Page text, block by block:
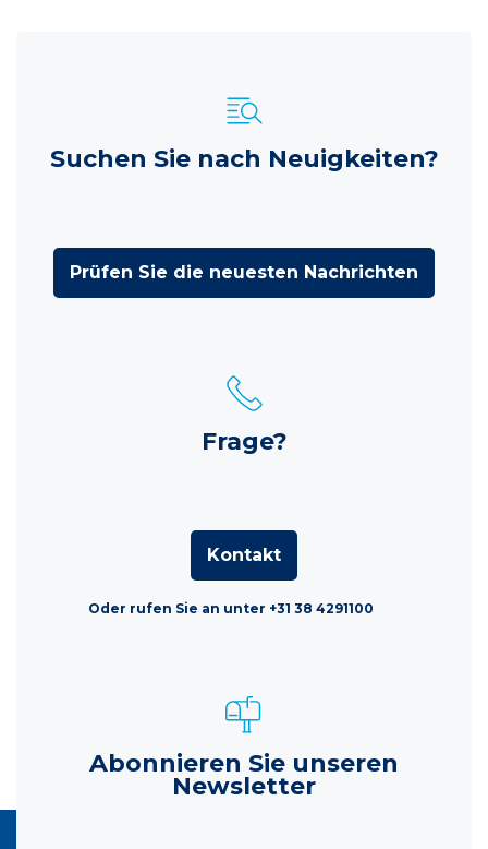
Suchen Sie nach Neuigkeiten?
Prüfen Sie die neuesten Nachrichten
Frage?
Kontakt
Oder rufen Sie an unter +31 38 4291100
Abonnieren Sie unseren
Newsletter